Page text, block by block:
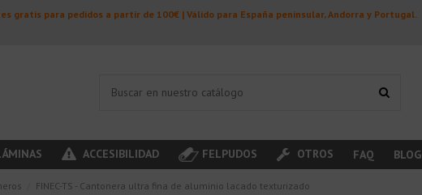
gratis para pedidos a partir de 100€ | Válido para España peninsular, Andorra y Portugal.
ACCESIBILIDAD FELPUDOS OTROS FAQ BLOG
FINEC-TS - Cantonera ultra fina de aluminio lacado texturizado